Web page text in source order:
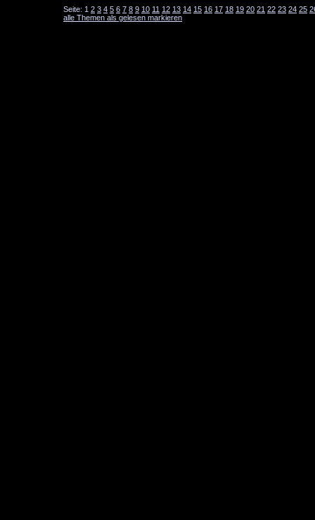
Seite: 1 2 3 4 5 6 7 8 9 10 11 12 13 14 15 16 17 18 19 20 21 22 23 24 25
alle Themen als gelesen markieren